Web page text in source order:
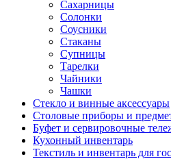
Сахарницы
Солонки
Соусники
Стаканы
Супницы
Тарелки
Чайники
Чашки
Стекло и винные аксессуары
Столовые приборы и
Буфет и сервировочные
Кухонный инвентарь
Текстиль и инвентарь для